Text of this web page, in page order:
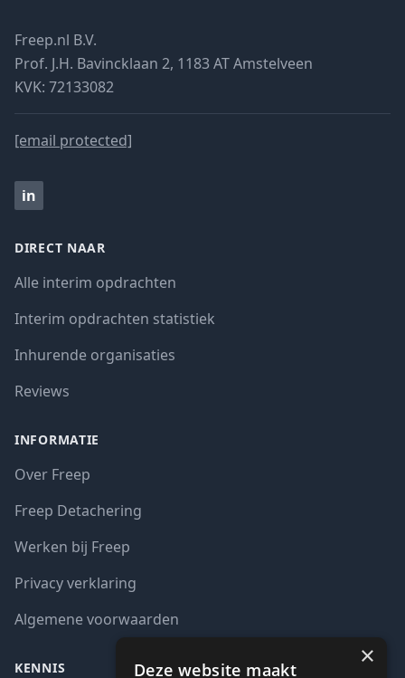
Freep.nl B.V.
Prof. J.H. Bavincklaan 2, 1183 AT Amstelveen
KVK: 72133082
[email protected]
in
DIRECT NAAR
Alle interim opdrachten
Interim opdrachten statistiek
Inhurende organisaties
Reviews
INFORMATIE
Over Freep
Freep Detachering
Werken bij Freep
Privacy verklaring
Algemene voorwaarden
KENNIS ×
Deze website maakt